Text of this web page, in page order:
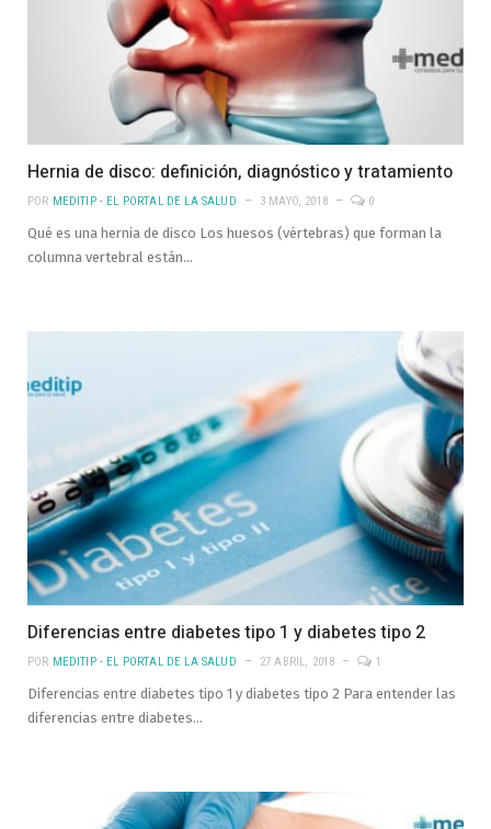
Hernia de disco: definición, diagnóstico y tratamiento
POR MEDITIP - EL PORTAL DE LA SALUD 3 MAYO, 2018 0
Qué es una hernia de disco Los huesos (vértebras) que forman la
columna vertebral están…
Diferencias entre diabetes tipo 1 y diabetes tipo 2
POR MEDITIP - EL PORTAL DE LA SALUD 27 ABRIL, 2018 1
Diferencias entre diabetes tipo 1 y diabetes tipo 2 Para entender las
diferencias entre diabetes…